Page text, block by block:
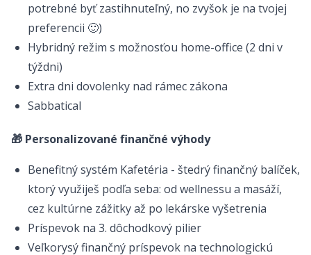
potrebné byť zastihnuteľný, no zvyšok je na tvojej
preferencii 🙂)
Hybridný režim s možnosťou home-office (2 dni v
týždni)
Extra dni dovolenky nad rámec zákona
Sabbatical
🎁 Personalizované finančné výhody
Benefitný systém Kafetéria - štedrý finančný balíček,
ktorý využiješ podľa seba: od wellnessu a masáží,
cez kultúrne zážitky až po lekárske vyšetrenia
Príspevok na 3. dôchodkový pilier
Veľkorysý finančný príspevok na technologickú